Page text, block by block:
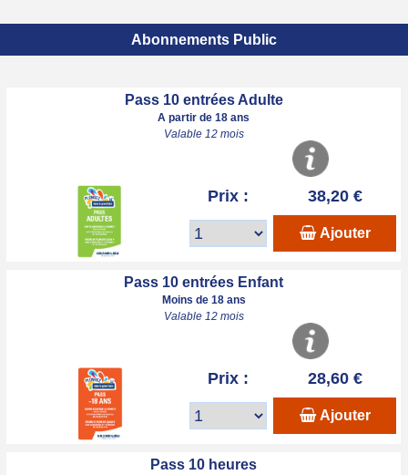
Abonnements Public
Pass 10 entrées Adulte
A partir de 18 ans
Valable 12 mois
Prix : 38,20 €
Ajouter
Pass 10 entrées Enfant
Moins de 18 ans
Valable 12 mois
Prix : 28,60 €
Ajouter
Pass 10 heures